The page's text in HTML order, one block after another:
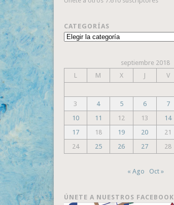
CATEGORÍAS
Categorías
septiembre 2018
L
M X J V
3
4 5 6 7
10
11 12 13 14
17
18 19 20 21
24
25 26 27 28
« Ago Oct »
ÚNETE A NUESTROS FACEBOOK